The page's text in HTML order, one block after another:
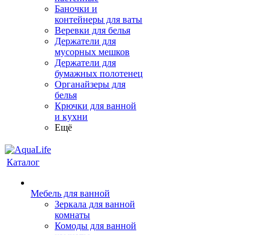
Баночки и
контейнеры для ваты
Веревки для белья
Держатели для
мусорных мешков
Держатели для
бумажных полотенец
Органайзеры для
белья
Крючки для ванной
и кухни
Ещё
Каталог
Мебель для ванной
Зеркала для ванной
комнаты
Комоды для ванной